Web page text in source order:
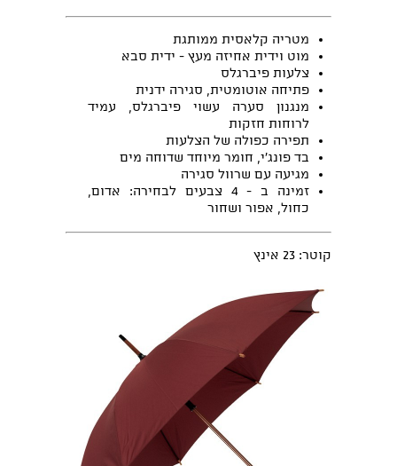
מטריה קלאסית ממותגת
מוט וידית אחיזה מעץ - ידית סבא
צלעות פיברגלס
פתיחה אוטומטית, סגירה ידנית
מנגנון סערה עשוי פיברגלס, עמיד
לרוחות חזקות
תפירה כפולה של הצלעות
בד פונג’י, חומר מיוחד שדוחה מים
מגיעה עם שרוול סגירה
זמינה ב - 4 צבעים לבחירה: אדום,
כחול, אפור ושחור
קוטר: 23 אינץ